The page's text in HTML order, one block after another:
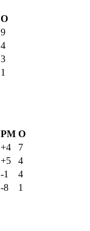
О
9
4
3
1
РМ О
+4
7
+5
4
-1
4
-8
1